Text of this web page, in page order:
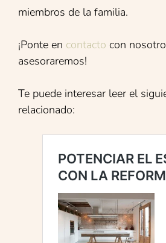
miembros de la familia.
¡Ponte en contacto con
asesoraremos!
Te puede interesar leer el
relacionado: